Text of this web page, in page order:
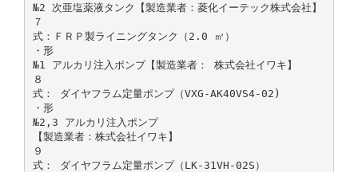
№2 次亜塩薬液タンク【製造業者：菱化イーテック株式会社】
７
式：ＦＲＰ製ライニングタンク（2.0 ㎥）
・形
№1 アルカリ注入ポンプ【製造業者： 株式会社イワキ】
８
式： ダイヤフラム定量ポンプ（VXG-AK40VS4-02)
・形
№2,3 アルカリ注入ポンプ
【製造業者：株式会社イワキ】
９
式： ダイヤフラム定量ポンプ（LK-31VH-02S）